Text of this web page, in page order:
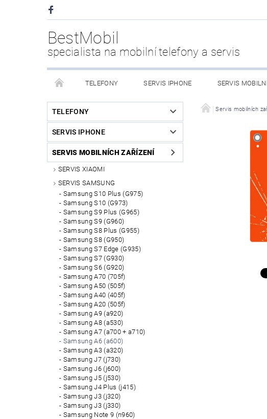
BestMobil
specialista na mobilní telefony a servis
TELEFONY SERVIS IPHONE SERVIS
CHYTRÉ HODINKY POWER BANK PŘÍSLUŠENSTVÍ
KDO JSME
TELEFONY
SERVIS IPHONE
SERVIS MOBILNÍCH ZAŘÍZENÍ
SERVIS XIAOMI
SERVIS SAMSUNG
Samsung S10 Plus (G975)
Samsung S10 (G973)
Samsung S9 Plus (G965)
Samsung S9 (G960)
Samsung S8 Plus (G955)
Samsung S8 (G950)
Samsung S7 Edge (G935)
Samsung S7 (G930)
Samsung S6 (G920)
Samsung A70 (705f)
Samsung A50 (505f)
Samsung A40 (405f)
Samsung A20 (505f)
Samsung A9 (a920)
Samsung A8 (a530)
Samsung A7 (a700 + a710)
Samsung A6 (a600)
Samsung A3 (a320)
Samsung J7 (j730)
Samsung J6 (j600)
Samsung J5 (j530)
Samsung J4 Plus (j415)
Samsung J3 (j320)
Samsung J3 (j330)
Samsung Note 9 (n960)
Servis mobilních